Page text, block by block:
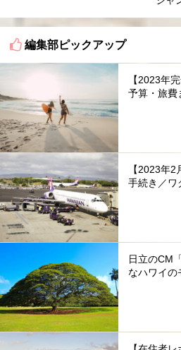
編集部ピックアップ
【2023年
予算・旅費
【2023年
手続き／ワ
日立のCM
なハワイの